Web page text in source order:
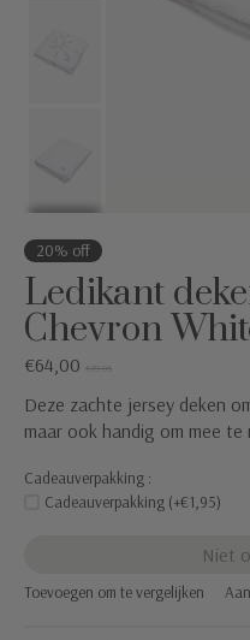
20% off
Ledikant
Chevron
€64,00 €79,95
Deze zachte jersey deken
maar ook handig om mee
Cadeauverpakking :
Cadeauverpakking (+€1,95)
Niet
Toevoegen om te vergelijken